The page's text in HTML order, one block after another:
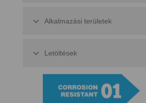
Alkalmazási területek
Letöltések